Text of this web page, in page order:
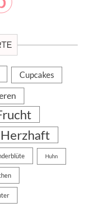
Cupcakes
Herzhaft
Huhn